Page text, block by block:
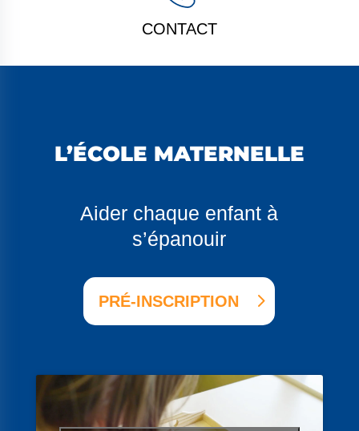
CONTACT
L’ÉCOLE MATERNELLE
Aider chaque enfant à
s’épanouir
PRÉ-INSCRIPTION